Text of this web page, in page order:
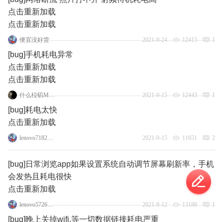
点击重新加载
点击重新加载
便宜没好货 2021-9-24 12415 1
[bug]手机耗电异常
点击重新加载
点击重新加载
什么柆矶Moto 2021-9-15 12443 1
[bug]耗电太快
点击重新加载
lenovo71829684 2021-9-15 11651 2
[bug]日常浏览app如果设置系统自动调节屏幕刷新率，手机
会发热且耗电很快
点击重新加载
lenovo57265241 2021-9-12 13188 1
[bug]晚上关掉wifi,等一切数据链接耗电严重